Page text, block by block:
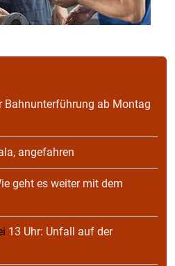
Bahnunterführung ab Montag
angefahren
geht es weiter mit dem
13 Uhr: Unfall auf der